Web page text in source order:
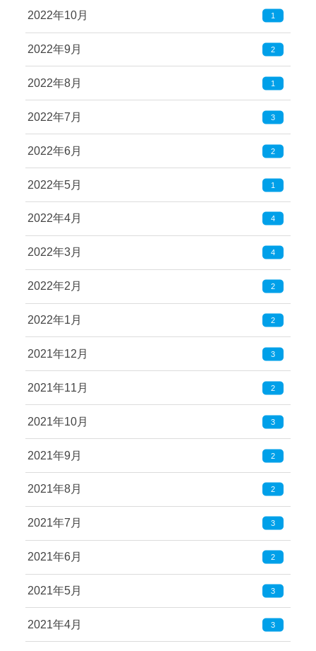
2022年10月 1
2022年9月 2
2022年8月 1
2022年7月 3
2022年6月 2
2022年5月 1
2022年4月 4
2022年3月 4
2022年2月 2
2022年1月 2
2021年12月 3
2021年11月 2
2021年10月 3
2021年9月 2
2021年8月 2
2021年7月 3
2021年6月 2
2021年5月 3
2021年4月 3